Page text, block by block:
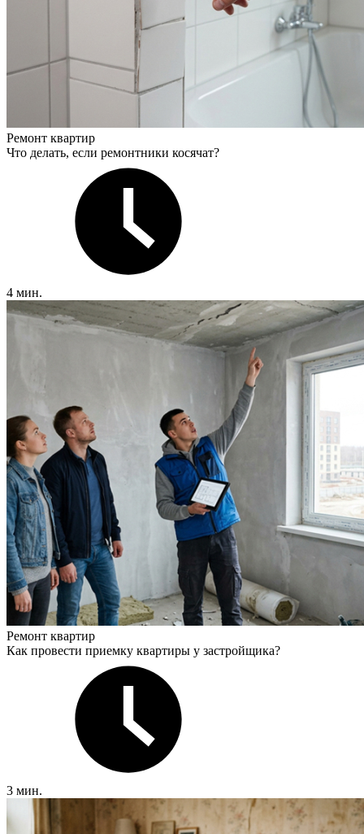
Ремонт квартир
Что делать, если ремонтники косячат?
4 мин.
Ремонт квартир
Как провести приемку квартиры у застройщика?
3 мин.